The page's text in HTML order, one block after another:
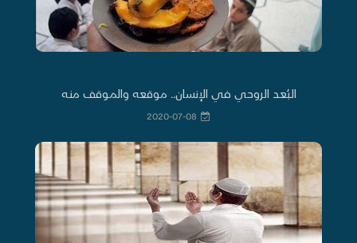
البُعد الروحي في الإنسان.. موقعه والموقف منه
2020-07-08